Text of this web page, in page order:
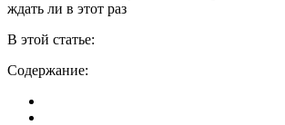
В этой статье:
Содержание: